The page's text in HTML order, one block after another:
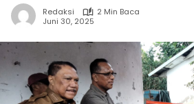
Redaksi
2 Min Baca
Juni 30, 2025